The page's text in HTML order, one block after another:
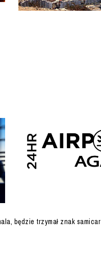
będzie trzymał znak samicar